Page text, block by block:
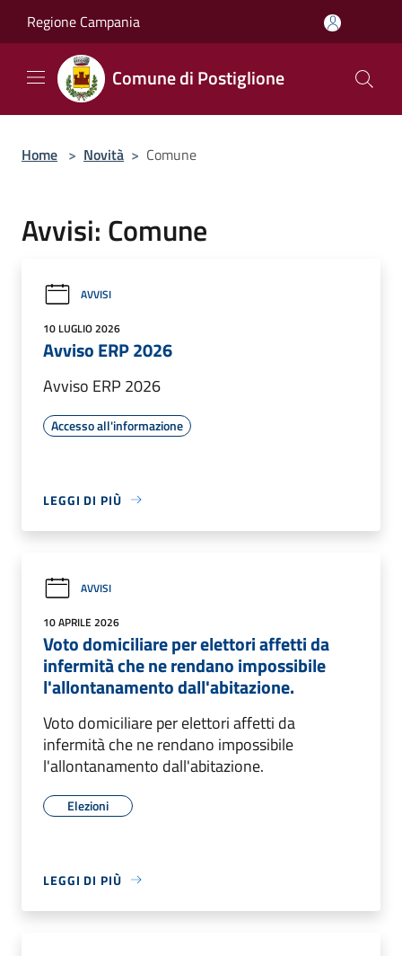
Regione Campania
Comune di Postiglione
Home > Novità > Comune
Avvisi: Comune
AVVISI
10 LUGLIO 2026
Avviso ERP 2026
Avviso ERP 2026
Accesso all'informazione
LEGGI DI PIÙ
AVVISI
10 APRILE 2026
Voto domiciliare per elettori affetti da
infermità che ne rendano impossibile
l'allontanamento dall'abitazione.
Voto domiciliare per elettori affetti da
infermità che ne rendano impossibile
l'allontanamento dall'abitazione.
Elezioni
LEGGI DI PIÙ